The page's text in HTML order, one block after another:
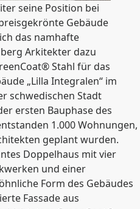
seine Position bei
Gebäude
das namhafte
Arkitekter dazu
Stahl für das
„Lilla Integralen“ im
schwedischen Stadt
ersten Bauphase des
1.000 Wohnungen,
geplant wurden.
Doppelhaus mit vier
und einer
Form des Gebäudes
Fassade aus